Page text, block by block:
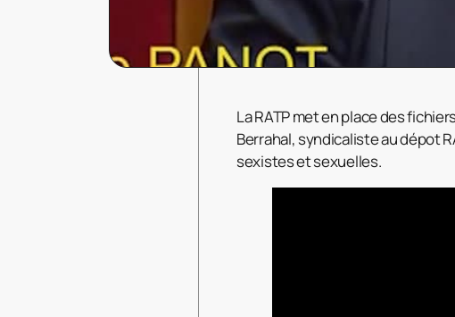
La RATP met en place des
Berrahal, syndicaliste au dépot
sexistes et sexuelles.